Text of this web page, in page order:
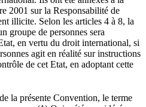
2001 sur la Responsabilité de
illicite. Selon les articles 4 à 8, la
groupe de personnes sera
en vertu du droit international, si
agit en réalité sur instructions
de cet Etat, en adoptant cette
la présente Convention, le terme